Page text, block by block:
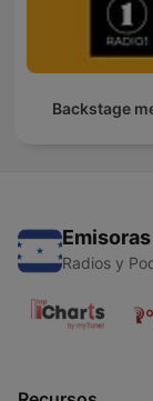
Backstage
Radios y